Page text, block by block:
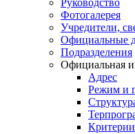
Руководство
Фотогалерея
Учредители,
Официальные
Подразделения
Официальная
Адрес
Режим и